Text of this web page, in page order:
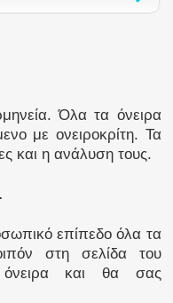
Όλα τα όνειρα
με ονειροκρίτη. Τα
και η ανάλυση τους.
επίπεδο όλα τα
στη σελίδα του
όνειρα και θα σας